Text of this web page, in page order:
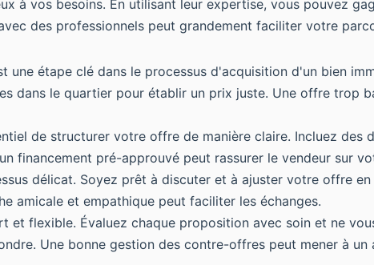
à vos besoins. En utilisant leur expertise, vous pouvez
des professionnels peut grandement faciliter votre
une étape clé dans le processus d'acquisition d'un bien
dans le quartier pour établir un prix juste. Une offre trop
de structurer votre offre de manière claire. Incluez
financement pré-approuvé peut rassurer le vendeur sur
délicat. Soyez prêt à discuter et à ajuster votre offre
amicale et empathique peut faciliter les échanges.
et flexible. Évaluez chaque proposition avec soin et ne
Une bonne gestion des contre-offres peut mener à